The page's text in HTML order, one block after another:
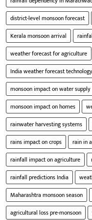
district-level monsoon forecast
Kerala monsoon arrival
weather forecast for agriculture
India weather forecast technology
monsoon impact on water supply
monsoon impact on homes
rainwater harvesting systems
rains impact on crops
rain in
rainfall impact on agriculture
rainfall predictions India
Maharashtra monsoon season
agricultural loss pre-monsoon